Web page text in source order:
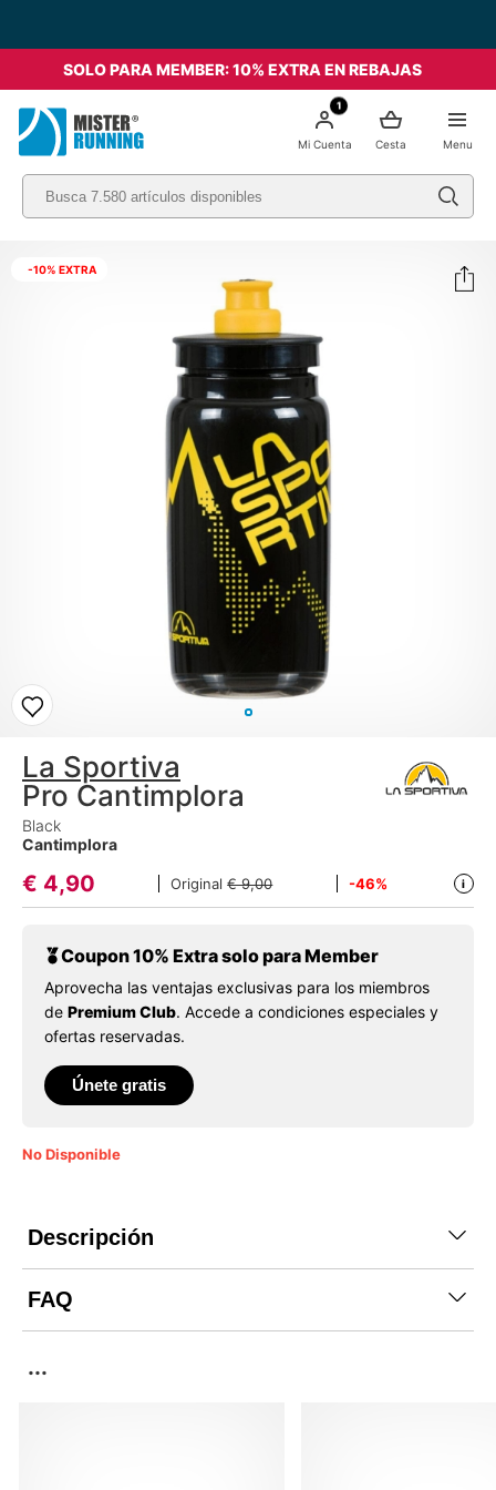
SOLO PARA MEMBER: 10% EXTRA EN REBAJAS
Menu
Cesta
1
Mi Cuenta
-10% EXTRA
La Sportiva
Pro Cantimplora
Black
Cantimplora
€ 4,90 Original€ 9,00 -46% i
Coupon 10% Extra solo para Member
Aprovecha las ventajas exclusivas para los miembros
de Premium Club. Accede a condiciones especiales y
ofertas reservadas.
Únete gratis
No Disponible
Descripción
FAQ
...